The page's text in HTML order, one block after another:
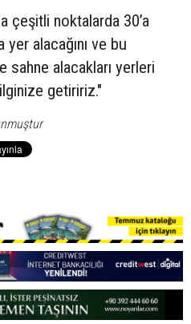
çeşitli noktalarda 30’a
yer alacağını ve bu
alacakları yerleri
getiririz."